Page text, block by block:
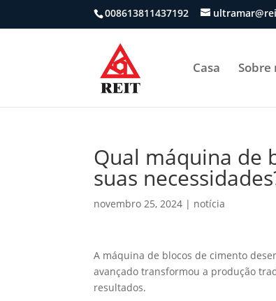
008613811437192
Casa Sobre
Qual máquina de
suas
novembro 25, 2024 | notícia
A máquina de blocos de cimento
avançado transformou a produção
resultados.